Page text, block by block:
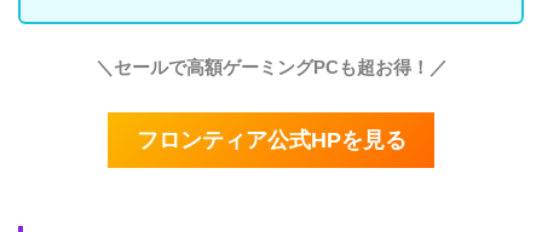
＼セールで高額ゲーミングPCも超お得！／
フロンティア公式HPを見る